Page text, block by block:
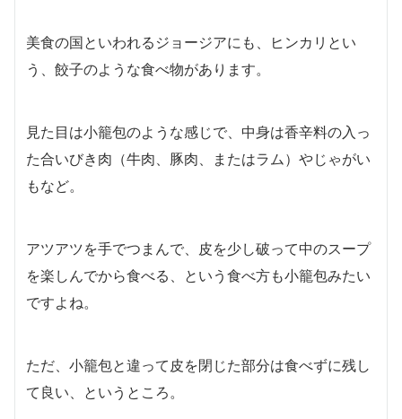
美食の国といわれるジョージアにも、ヒンカリとい
う、餃子のような食べ物があります。
見た目は小籠包のような感じで、中身は香辛料の入っ
た合いびき肉（牛肉、豚肉、またはラム）やじゃがい
もなど。
アツアツを手でつまんで、皮を少し破って中のスープ
を楽しんでから食べる、という食べ方も小籠包みたい
ですよね。
ただ、小籠包と違って皮を閉じた部分は食べずに残し
て良い、というところ。